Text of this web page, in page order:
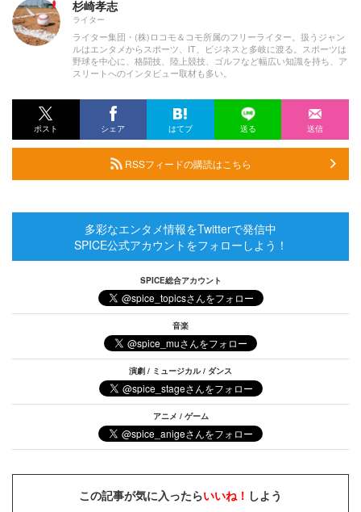
杉崎孝志
ライター
ライター集団・(株)ロコモ＆コモ所属のフリーライター。扱うジャン
ルはエンタメからスポーツ、IT、ビジネスと多岐に渡る。スポーツは
野球を中心に、格闘技、陸上競技、ゴルフなど幅広い知識を持ち、ア
スリートへのインタビュー取材も多い。
ポスト シェア はてブ 送る 送信
RSSフィードの購読はこちら
多彩なエンタメ情報をTwitterで発信中
SPICE公式アカウントをフォローしよう！
SPICE総合アカウント
音楽
演劇 / ミュージカル / ダンス
アニメ / ゲーム
この記事が気に入ったらいいね！ しよう